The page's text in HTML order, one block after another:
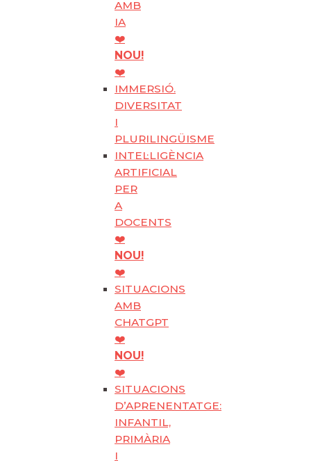
AMB
IA
❤️
NOU!
❤️
IMMERSIÓ.
DIVERSITAT
I
PLURILINGÜISME
INTEL·LIGÈNCIA
ARTIFICIAL
PER
A
DOCENTS
❤️
NOU!
❤️
SITUACIONS
AMB
CHATGPT
❤️
NOU!
❤️
SITUACIONS
D’APRENENTATGE:
INFANTIL,
PRIMÀRIA
I